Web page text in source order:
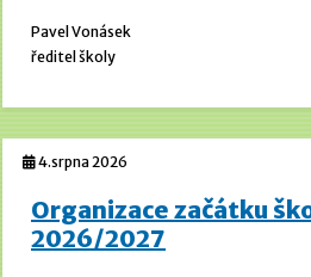
Pavel Vonásek
ředitel školy
4.srpna 2026
Organizace začátku
2026/2027